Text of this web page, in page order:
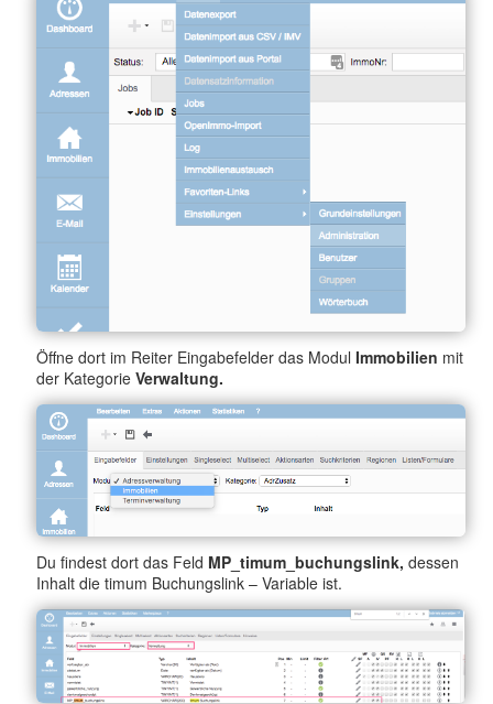
Öffne dort im Reiter Eingabefelder das Modul Immobilien mit
der Kategorie Verwaltung.
Du findest dort das Feld MP_timum_buchungslink, dessen
Inhalt die timum Buchungslink – Variable ist.